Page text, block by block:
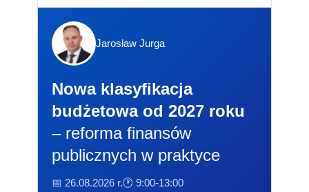
Jarosław Jurga
Nowa klasyfikacja
budżetowa od 2027 roku
– reforma finansów
publicznych w praktyce
📅 26.08.2026 r.🕐 9:00-13:00